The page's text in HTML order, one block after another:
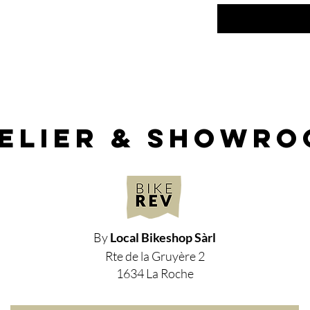
&
ByLocal Bikeshop Sàrl
Rte de la Gruyère 2
1634 La Roche